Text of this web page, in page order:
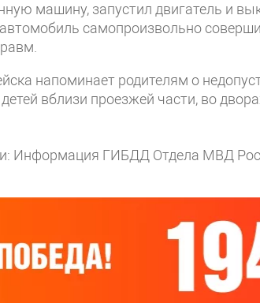
машину, запустил двигатель и
самопроизвольно
напоминает родителям о
вблизи проезжей части, во
Информация ГИБДД Отдела МВД